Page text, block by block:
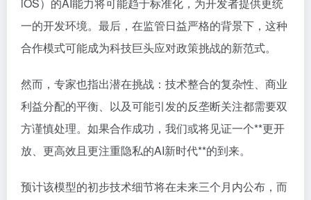
一的开发环境。最后，在监管日益严格的背景下，这种
合作模式可能成为科技巨头应对政策挑战的新范式。
然而，专家也指出潜在挑战：技术整合的复杂性、商业
利益分配的平衡、以及可能引发的反垄断关注都需要双
方谨慎处理。如果合作成功，我们或将见证一个**更开
放、更高效且更注重隐私的AI新时代**的到来。
预计该模型的初步技术细节将在未来三个月内公布，而